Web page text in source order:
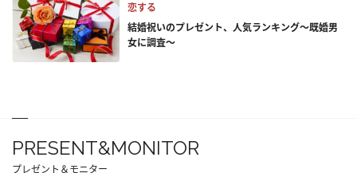
恋する
結婚祝いのプレゼント、人気ランキング～既婚男
女に調査～
PRESENT&MONITOR
プレゼント＆モニター